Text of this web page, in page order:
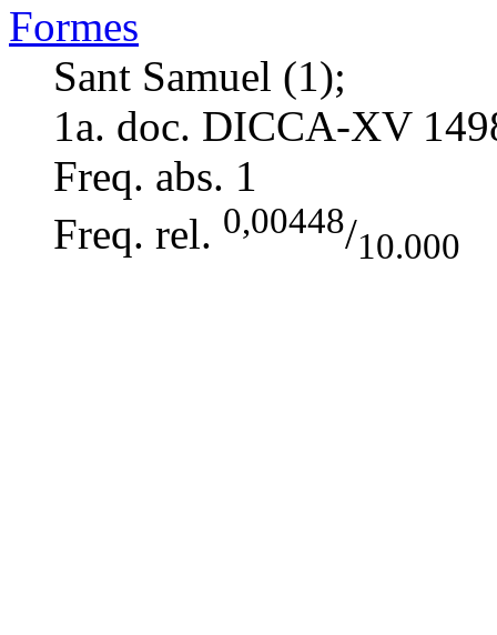
Formes
Sant Samuel (1);
1a. doc. DICCA-XV
Freq. abs. 1
Freq. rel. 0,00448/10.000